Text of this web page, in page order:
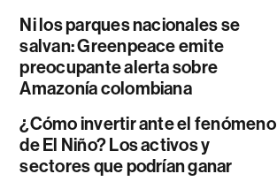
Ni los parques nacionales se
salvan: Greenpeace emite
preocupante alerta sobre
Amazonía colombiana
¿Cómo invertir ante el fenómeno
de El Niño? Los activos y
sectores que podrían ganar